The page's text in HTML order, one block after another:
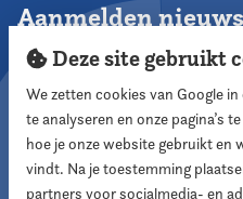
Aanmelden
Aanmelden
Deze site gebruikt
We zetten cookies van Google
te analyseren en onze pagina’s
hoe je onze website gebruikt en
vindt. Na je toestemming
partners voor socialmedia- en